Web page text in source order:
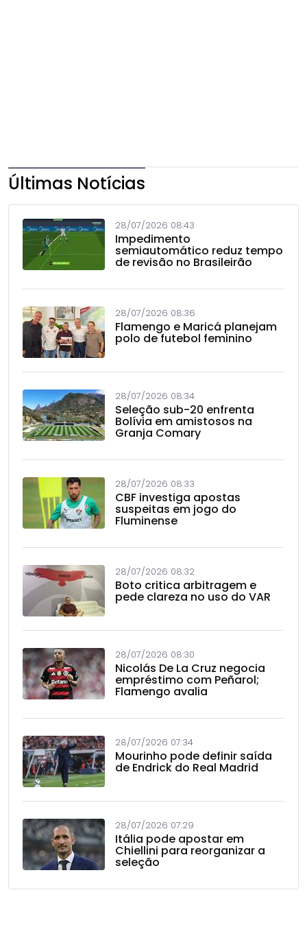
Últimas Notícias
28/07/2026 08:43
Impedimento
semiautomático reduz tempo
de revisão no Brasileirão
28/07/2026 08:36
Flamengo e Maricá planejam
polo de futebol feminino
28/07/2026 08:34
Seleção sub-20 enfrenta
Bolívia em amistosos na
Granja Comary
28/07/2026 08:33
CBF investiga apostas
suspeitas em jogo do
Fluminense
28/07/2026 08:32
Boto critica arbitragem e
pede clareza no uso do VAR
28/07/2026 08:30
Nicolás De La Cruz negocia
empréstimo com Peñarol;
Flamengo avalia
28/07/2026 07:34
Mourinho pode definir saída
de Endrick do Real Madrid
28/07/2026 07:29
Itália pode apostar em
Chiellini para reorganizar a
seleção